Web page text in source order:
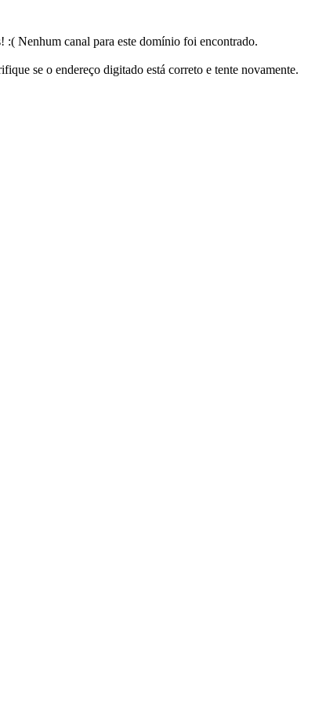
:( Nenhum canal para este domínio foi encontrado.
se o endereço digitado está correto e tente novamente.